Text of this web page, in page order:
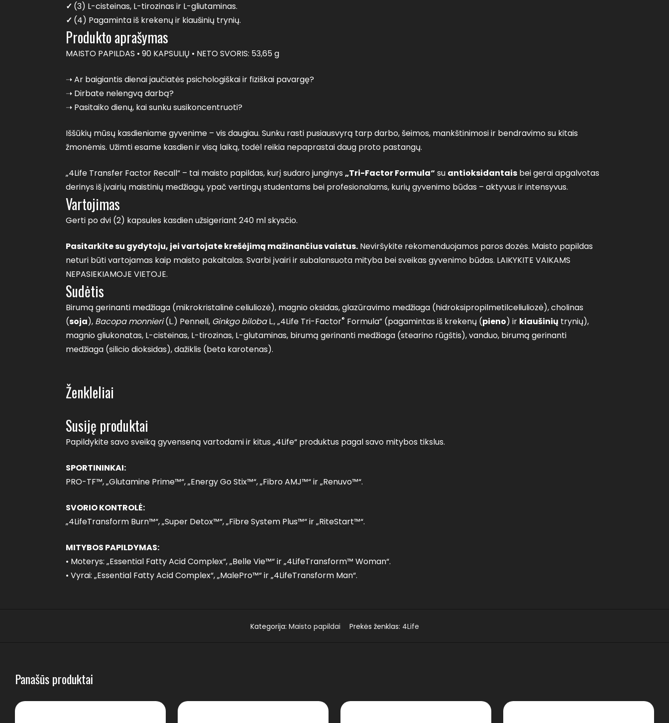
✓ (3) L-cisteinas, L-tirozinas ir L-gliutaminas.
✓ (4) Pagaminta iš krekenų ir kiaušinių trynių.
Produkto aprašymas
MAISTO PAPILDAS • 90 KAPSULIŲ • NETO SVORIS: 53,65 g
➝ Ar baigiantis dienai jaučiatės psichologiškai ir fiziškai pavargę?
➝ Dirbate nelengvą darbą?
➝ Pasitaiko dienų, kai sunku susikoncentruoti?
Iššūkių mūsų kasdieniame gyvenime – vis daugiau. Sunku rasti pusiausvyrą tarp darbo, šeimos, mankštinimosi ir bendravimo su kitais
žmonėmis. Užimti esame kasdien ir visą laiką, todėl reikia nepaprastai daug proto pastangų.
„4Life Transfer Factor Recall“ – tai maisto papildas, kurį sudaro junginys „Tri-Factor Formula“ su antioksidantais bei gerai apgalvotas
derinys iš įvairių maistinių medžiagų, ypač vertingų studentams bei profesionalams, kurių gyvenimo būdas – aktyvus ir intensyvus.
Vartojimas
Gerti po dvi (2) kapsules kasdien užsigeriant 240 ml skysčio.
Pasitarkite su gydytoju, jei vartojate krešėjimą mažinančius vaistus. Neviršykite rekomenduojamos paros dozės. Maisto papildas
neturi būti vartojamas kaip maisto pakaitalas. Svarbi įvairi ir subalansuota mityba bei sveikas gyvenimo būdas. LAIKYKITE VAIKAMS
NEPASIEKIAMOJE VIETOJE.
Sudėtis
Birumą gerinanti medžiaga (mikrokristalinė celiuliozė), magnio oksidas, glazūravimo medžiaga (hidroksipropilmetilceliuliozė), cholinas
(soja), Bacopa monnieri(L.) Pennell, Ginkgo bilobaL., „4Life Tri-Factor® Formula” (pagamintas iš krekenų (pieno) ir kiaušinių trynių),
magnio gliukonatas, L-cisteinas, L-tirozinas, L-glutaminas, birumą gerinanti medžiaga (stearino rūgštis), vanduo, birumą gerinanti
medžiaga (silicio dioksidas), dažiklis (beta karotenas).
Ženkleliai
Susiję produktai
Papildykite savo sveiką gyvenseną vartodami ir kitus „4Life“ produktus pagal savo mitybos tikslus.
SPORTININKAI:
PRO-TF™, „Glutamine Prime™“, „Energy Go Stix™“, „Fibro AMJ™“ ir „Renuvo™“.
SVORIO KONTROLĖ:
„4LifeTransform Burn™“, „Super Detox™“, „Fibre System Plus™“ ir „RiteStart™“.
MITYBOS PAPILDYMAS:
• Moterys: „Essential Fatty Acid Complex“, „Belle Vie™“ ir „4LifeTransform™ Woman“.
• Vyrai: „Essential Fatty Acid Complex“, „MalePro™“ ir „4LifeTransform Man“.
Kategorija: Maisto papildai Prekės ženklas: 4Life
Panašūs produktai